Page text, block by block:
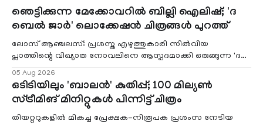
ഞെട്ടിക്കുന്ന മേക്കോവറിൽ ബില്ലി ഐലിഷ്; 'ദ
ബെൽ ജാർ' ലൊക്കേഷൻ ചിത്രങ്ങൾ പുറത്ത്
ലോസ് ആഞ്ചലസ്: പ്രശസ്ത എഴുത്തുകാരി സിൽവിയ
പ്ലാത്തിന്റെ വിഖ്യാത നോവലിനെ ആസ്പദമാക്കി ഒരുങ്ങുന്ന 'ദ
05 Aug 2026
ഒടിടിയിലും 'ബാലൻ' കുതിപ്പ്; 100 മില്യൺ
സ്ട്രീമിങ് മിനിറ്റുകൾ പിന്നിട്ട് ചിത്രം
തിയറ്ററുകളിൽ മികച്ച പ്രേക്ഷക-നിരൂപക പ്രശംസ നേടിയ